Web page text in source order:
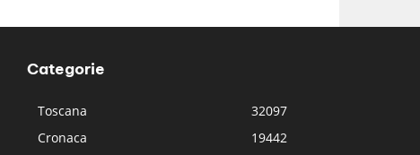
Categorie
Toscana
32097
Cronaca
19442